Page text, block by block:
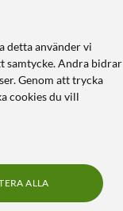
detta använder vi
samtycke. Andra bidrar
Genom att trycka
cookies du vill
ALLA